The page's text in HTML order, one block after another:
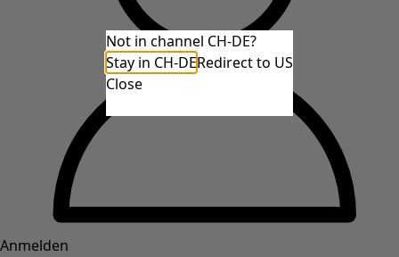
Anmelden
Not in channel CH-DE?
Stay in CH-DERedirect to US
Close